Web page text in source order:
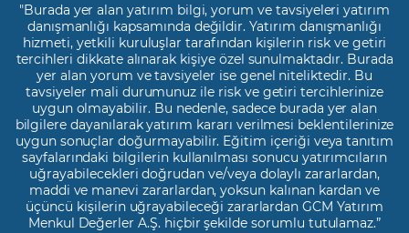
"Burada yer alan yatırım bilgi, yorum ve tavsiyeleri yatırım
danışmanlığı kapsamında değildir. Yatırım danışmanlığı
hizmeti, yetkili kuruluşlar tarafından kişilerin risk ve getiri
tercihleri dikkate alınarak kişiye özel sunulmaktadır. Burada
yer alan yorum ve tavsiyeler ise genel niteliktedir. Bu
tavsiyeler mali durumunuz ile risk ve getiri tercihlerinize
uygun olmayabilir. Bu nedenle, sadece burada yer alan
bilgilere dayanılarak yatırım kararı verilmesi beklentilerinize
uygun sonuçlar doğurmayabilir. Eğitim içeriği veya tanıtım
sayfalarındaki bilgilerin kullanılması sonucu yatırımcıların
uğrayabilecekleri doğrudan ve/veya dolaylı zararlardan,
maddi ve manevi zararlardan, yoksun kalınan kardan ve
üçüncü kişilerin uğrayabileceği zararlardan GCM Yatırım
Menkul Değerler A.Ş. hiçbir şekilde sorumlu tutulamaz.”